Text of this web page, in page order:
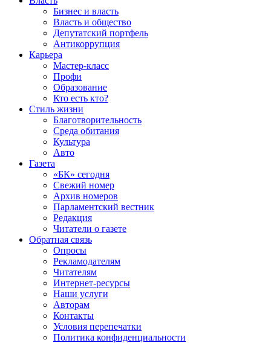
Бизнес и власть
Власть и общество
Депутатский портфель
Антикоррупция
Карьера
Мастер-класс
Профи
Образование
Кто есть кто?
Стиль жизни
Благотворительность
Среда обитания
Культура
Авто
Газета
«БК» сегодня
Свежий номер
Архив номеров
Парламентский вестник
Редакция
Читатели о газете
Обратная связь
Опросы
Рекламодателям
Читателям
Интернет-ресурсы
Наши услуги
Авторам
Контакты
Условия перепечатки
Политика конфиденциальности